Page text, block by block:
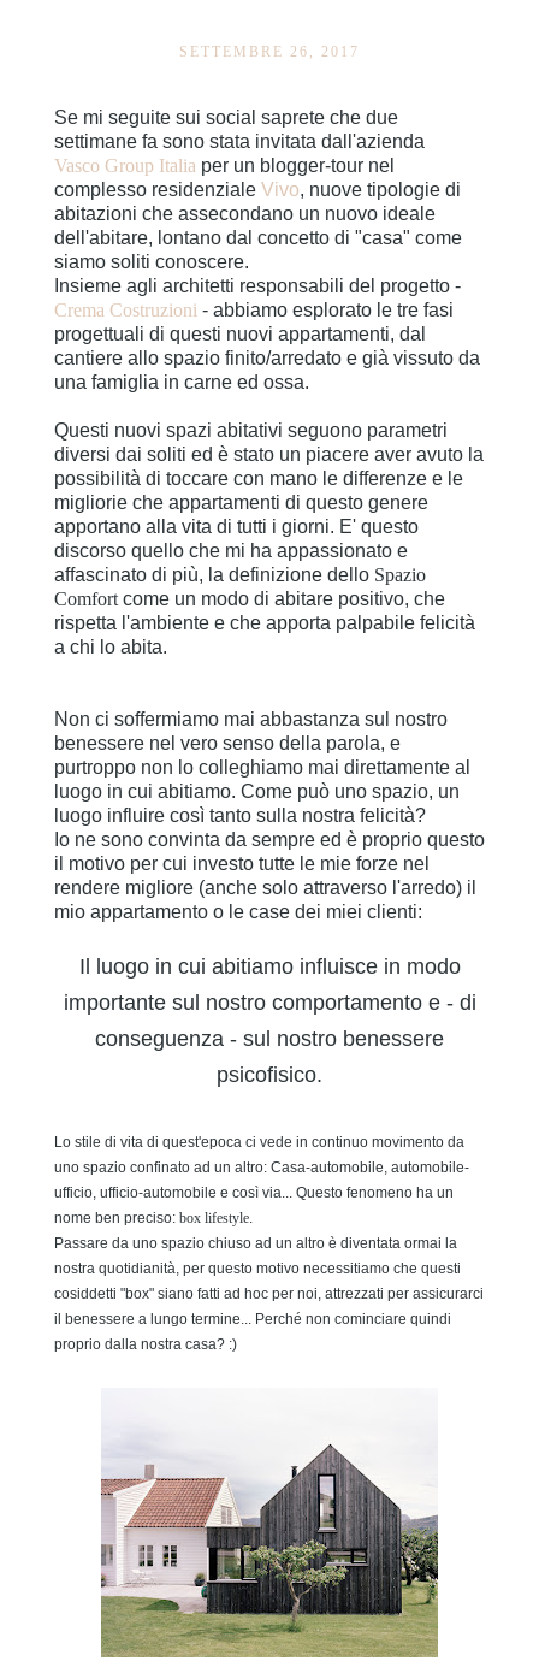
SETTEMBRE 26, 2017
Se mi seguite sui social saprete che due
settimane fa sono stata invitata dall'azienda
Vasco Group Italia per un blogger-tour nel
complesso residenziale Vivo, nuove tipologie di
abitazioni che assecondano un nuovo ideale
dell'abitare, lontano dal concetto di "casa" come
siamo soliti conoscere.
Insieme agli architetti responsabili del progetto -
Crema Costruzioni - abbiamo esplorato le tre fasi
progettuali di questi nuovi appartamenti, dal
cantiere allo spazio finito/arredato e già vissuto da
una famiglia in carne ed ossa.
Questi nuovi spazi abitativi seguono parametri
diversi dai soliti ed è stato un piacere aver avuto la
possibilità di toccare con mano le differenze e le
migliorie che appartamenti di questo genere
apportano alla vita di tutti i giorni. E' questo
discorso quello che mi ha appassionato e
affascinato di più, la definizione dello Spazio
Comfort come un modo di abitare positivo, che
rispetta l'ambiente e che apporta palpabile felicità
a chi lo abita.
Non ci soffermiamo mai abbastanza sul nostro
benessere nel vero senso della parola, e
purtroppo non lo colleghiamo mai direttamente al
luogo in cui abitiamo. Come può uno spazio, un
luogo influire così tanto sulla nostra felicità?
Io ne sono convinta da sempre ed è proprio questo
il motivo per cui investo tutte le mie forze nel
rendere migliore (anche solo attraverso l'arredo) il
mio appartamento o le case dei miei clienti:
Il luogo in cui abitiamo influisce in modo
importante sul nostro comportamento e - di
conseguenza - sul nostro benessere
psicofisico.
Lo stile di vita di quest'epoca ci vede in continuo movimento da
uno spazio confinato ad un altro: Casa-automobile, automobile-
ufficio, ufficio-automobile e così via... Questo fenomeno ha un
nome ben preciso: box lifestyle.
Passare da uno spazio chiuso ad un altro è diventata ormai la
nostra quotidianità, per questo motivo necessitiamo che questi
cosiddetti "box" siano fatti ad hoc per noi, attrezzati per assicurarci
il benessere a lungo termine... Perché non cominciare quindi
proprio dalla nostra casa? :)